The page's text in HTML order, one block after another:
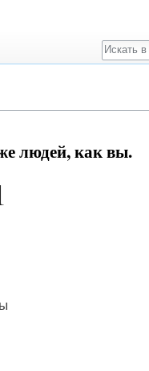
людей, как вы.
Поиск